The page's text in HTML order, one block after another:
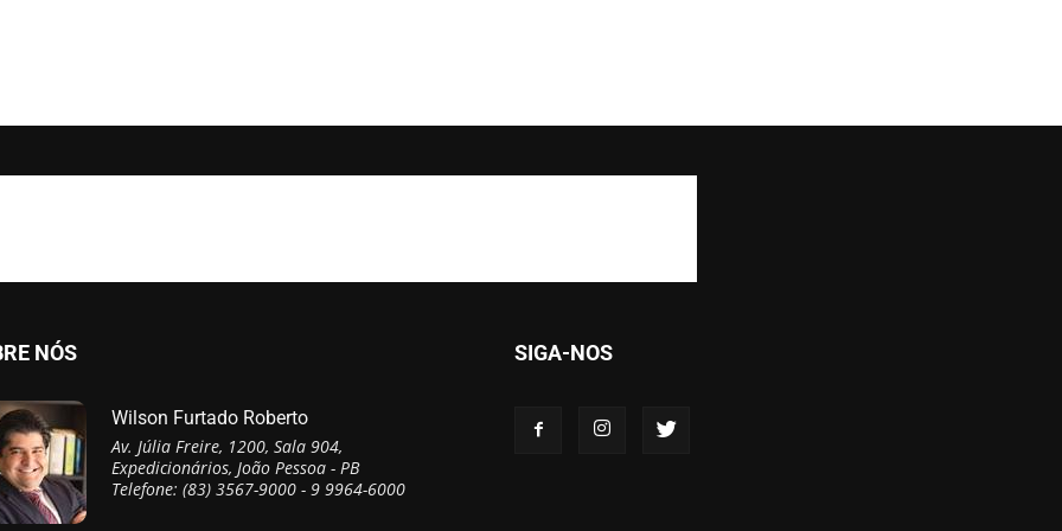
NÓS
Wilson Furtado Roberto
Av. Júlia Freire, 1200, Sala 904,
Expedicionários, João Pessoa - PB
Telefone: (83) 3567-9000 - 9 9964-6000
SIGA-NOS